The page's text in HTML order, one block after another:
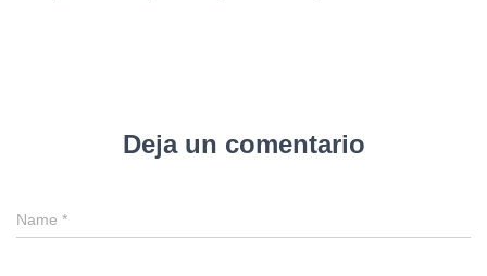
Deja un comentario
Name *